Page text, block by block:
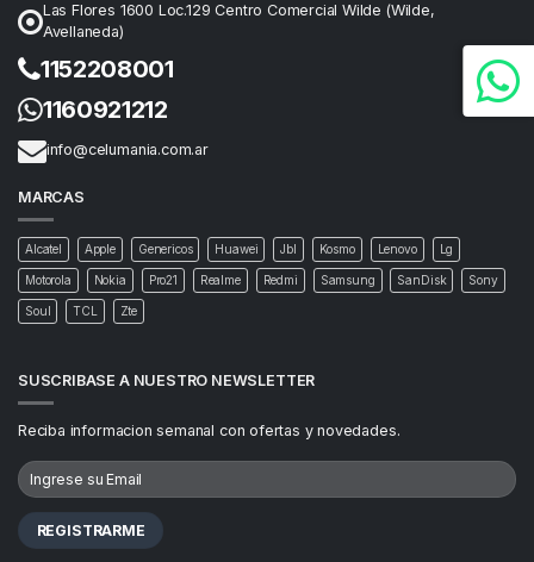
Las Flores 1600 Loc.129 Centro Comercial Wilde (Wilde,
Avellaneda)
1152208001
1160921212
info@celumania.com.ar
MARCAS
Alcatel Apple Genericos Huawei Jbl Kosmo Lenovo Lg
Motorola Nokia Pro21 Realme Redmi Samsung SanDisk Sony
Soul TCL Zte
SUSCRIBASE A NUESTRO NEWSLETTER
Reciba informacion semanal con ofertas y novedades.